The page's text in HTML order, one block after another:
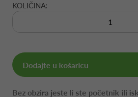
KOLIČINA:
Dodajte u košaricu
Bez obzira jeste li ste početnik ili